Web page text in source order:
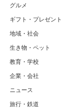
グルメ
ギフト・プレゼント
地域・社会
生き物・ペット
教育・学校
企業・会社
ニュース
旅行・鉄道